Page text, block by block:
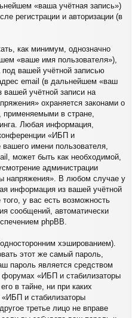
«ваша учётная запись»)
регистрации и авторизации (в
как минимум, однозначно
«ваше имя пользователя»),
вашей учётной записью
email (в дальнейшем «ваш
учётной записи на
охраняется законами о
в стране,
Любая информация,
«ИБП и
имени пользователя,
может быть как необходимой,
администрации
напряжения». В любом случае у
информация из вашей учётной
у вас есть возможность
сообщений, автоматически
phpBB.
хэшированием).
этот же самый пароль,
пароль является средством
форумах «ИБП и стабилизаторы
в тайне, ни при каких
«ИБП и стабилизаторы
третье лицо не вправе